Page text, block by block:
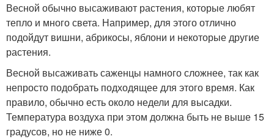
Весной обычно высаживают растения, которые любят
тепло и много света. Например, для этого отлично
подойдут вишни, абрикосы, яблони и некоторые другие
растения.
Весной высаживать саженцы намного сложнее, так как
непросто подобрать подходящее для этого время. Как
правило, обычно есть около недели для высадки.
Температура воздуха при этом должна быть не выше 15
градусов, но не ниже 0.